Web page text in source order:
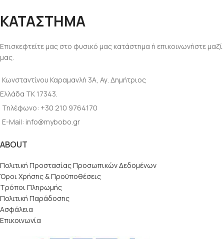
ΚΑΤΑΣΤΗΜΑ
Επισκεφτείτε μας στο φυσικό μας κατάστημα ή επικοινωνήστε μαζί
μας.
Κωνσταντίνου Καραμανλή 3Α, Αγ. Δημήτριος
Ελλάδα ΤΚ 17343.
Τηλέφωνο: +30 210 9764170
E-Mail: info@mybobo.gr
ABOUT
Πολιτική Προστασίας Προσωπικών Δεδομένων
Όροι Χρήσης & Προϋποθέσεις
Τρόποι Πληρωμής
Πολιτική Παράδοσης
Ασφάλεια
Επικοινωνία